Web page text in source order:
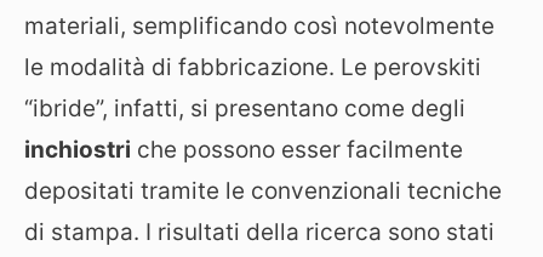
materiali, semplificando così notevolmente
le modalità di fabbricazione. Le perovskiti
“ibride”, infatti, si presentano come degli
inchiostri che possono esser facilmente
depositati tramite le convenzionali tecniche
di stampa. I risultati della ricerca sono stati